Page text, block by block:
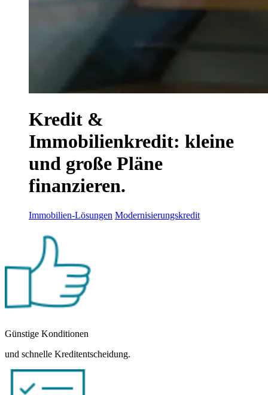
Kredit &
Immobilienkredit: kleine
und große Pläne
finanzieren.
Immobilien-Lösungen Modernisierungskredit
Günstige Konditionen
und schnelle Kreditentscheidung.